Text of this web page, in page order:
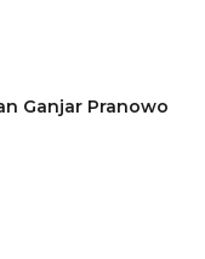
Ganjar Pranowo